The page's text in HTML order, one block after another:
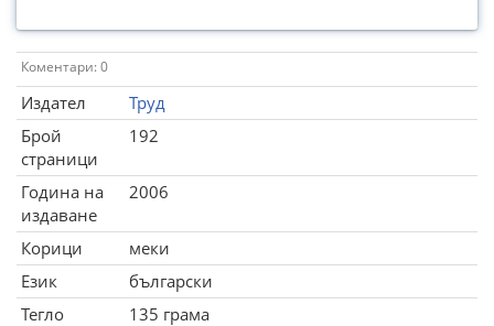
Коментари: 0
Издател
Труд
Брой
страници
192
Година на
издаване
2006
Корици
меки
Език
български
Тегло
135 грама